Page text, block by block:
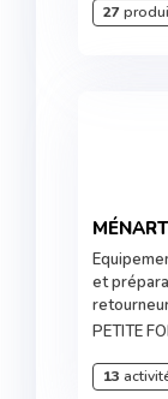
27
MÉNART
et
PETITE
13